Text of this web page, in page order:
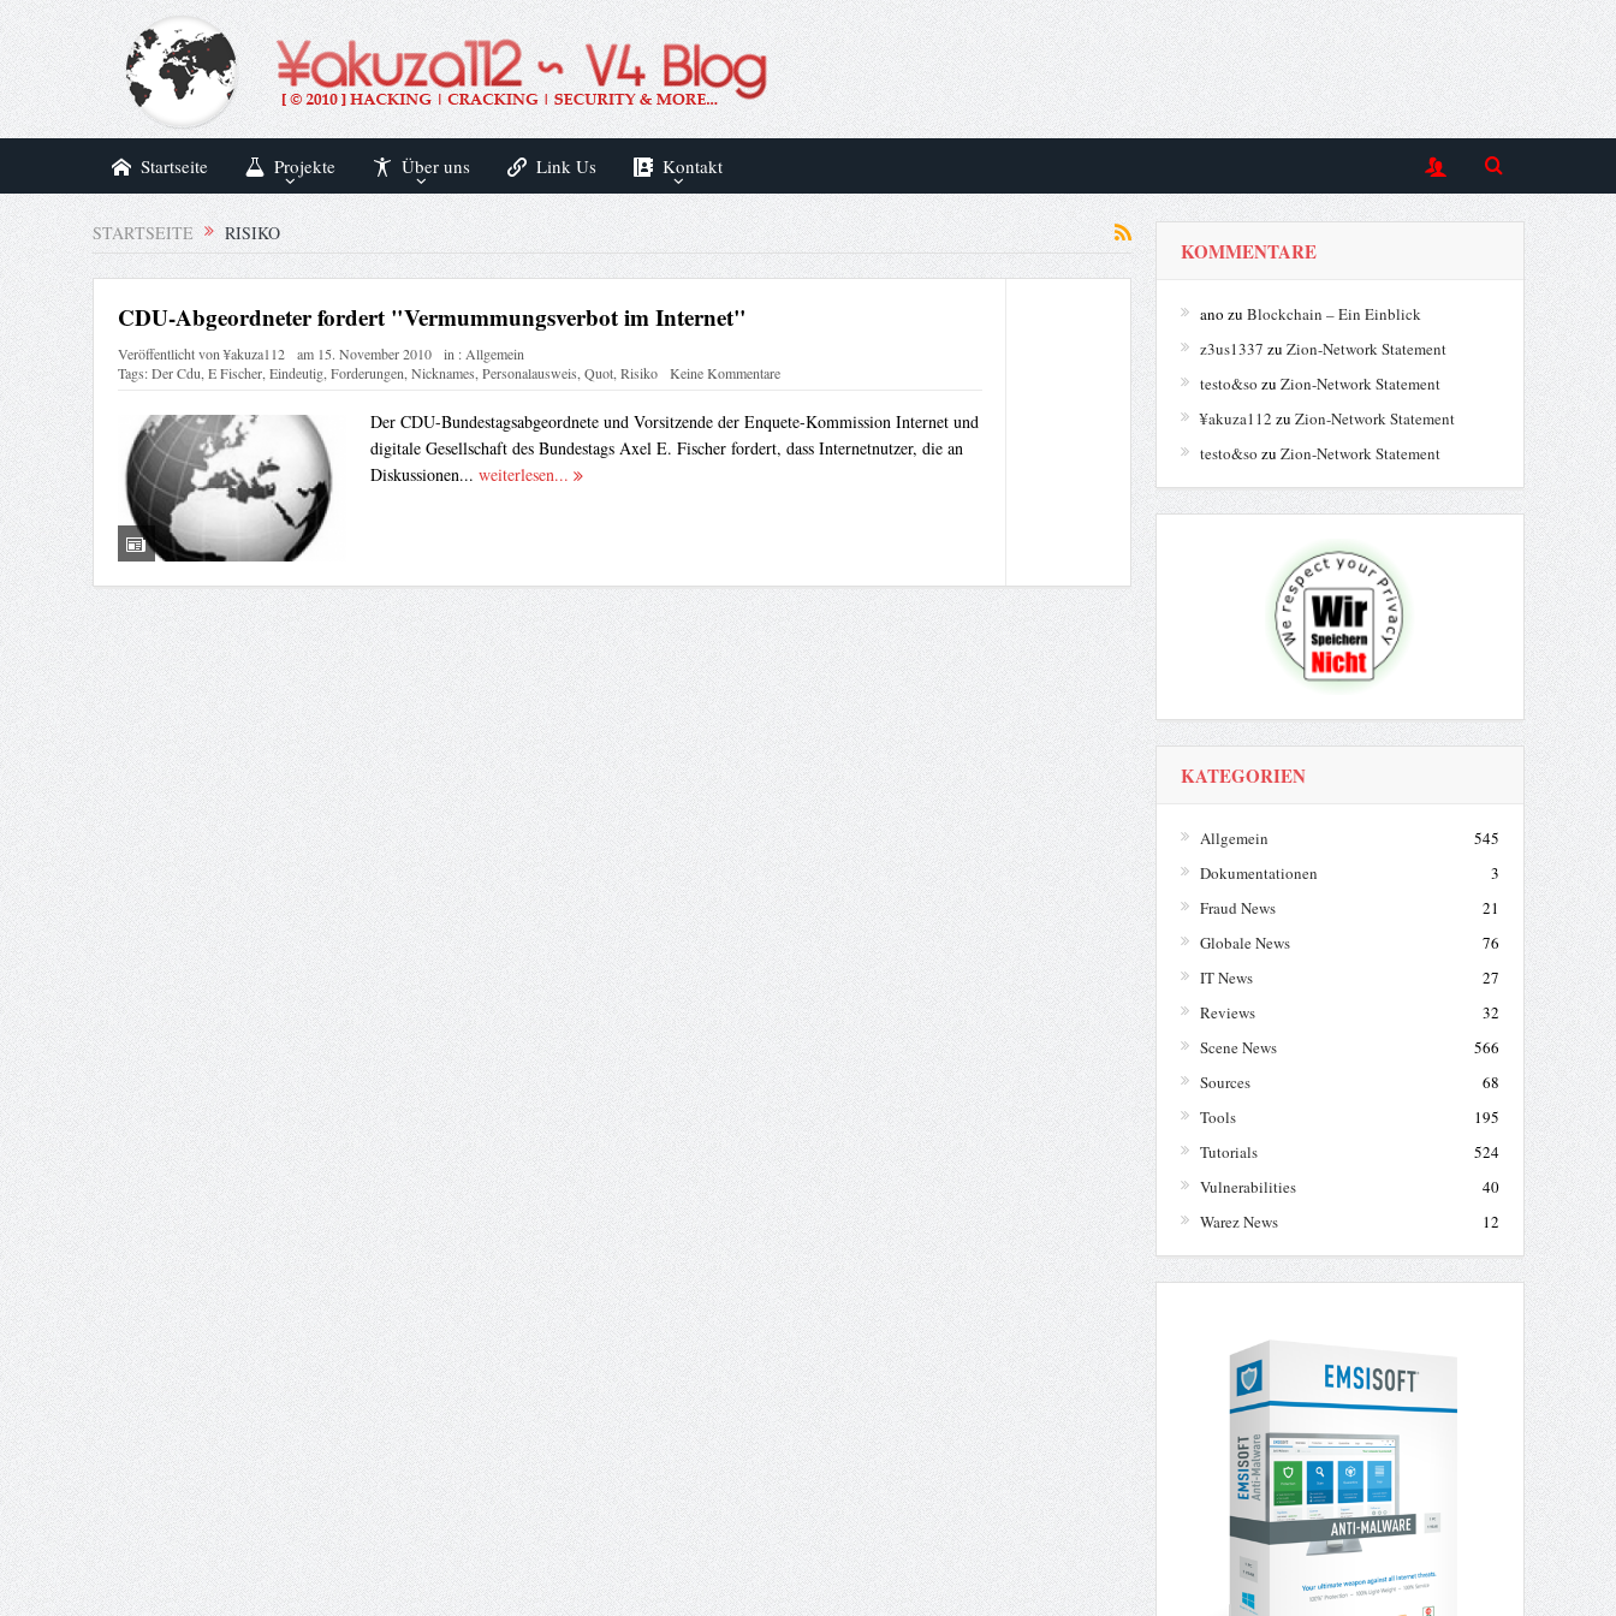
Startseite Projekte Über uns Link Us Kontakt
STARTSEITE RISIKO
CDU-Abgeordneter fordert "Vermummungsverbot im Internet"
Veröffentlicht von¥akuza112 am 15. November 2010 in :Allgemein
Tags:Der Cdu,E Fischer,Eindeutig,Forderungen,Nicknames,Personalausweis,Quot,Risiko Keine Kommentare
Der CDU-Bundestagsabgeordnete und Vorsitzende der Enquete-Kommission Internet und
digitale Gesellschaft des Bundestags Axel E. Fischer fordert, dass Internetnutzer, die an
Diskussionen... weiterlesen...
KOMMENTARE
ano zu Blockchain – Ein Einblick
z3us1337 zu Zion-Network Statement
testo&so zu Zion-Network Statement
¥akuza112 zu Zion-Network Statement
testo&so zu Zion-Network Statement
KATEGORIEN
Allgemein
545
Dokumentationen
3
Fraud News
21
Globale News
76
IT News
27
Reviews
32
Scene News
566
Sources
68
Tools
195
Tutorials
524
Vulnerabilities
40
Warez News
12